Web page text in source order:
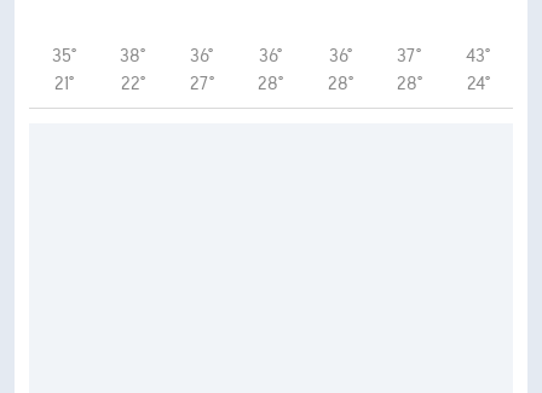
35°
21°
38°
22°
36°
27°
36°
28°
36°
28°
37°
28°
43°
24°